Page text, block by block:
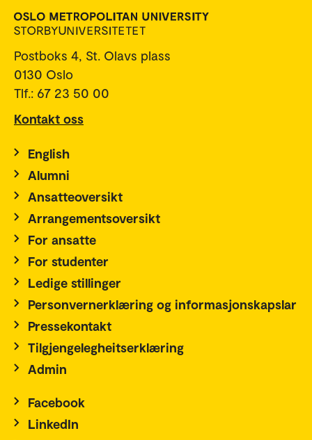
Postboks 4, St. Olavs plass
0130 Oslo
Tlf.: 67 23 50 00
Kontakt oss
English
Alumni
Ansatteoversikt
Arrangementsoversikt
For ansatte
For studenter
Ledige stillinger
Personvernerklæring og informasjonskapslar
Pressekontakt
Tilgjengelegheitserklæring
Admin
Facebook
LinkedIn